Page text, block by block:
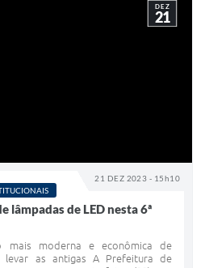
21 DEZ 2023 - 15h10
DEZ
21
lâmpadas de LED nesta 6ª
mais moderna e econômica de
levar as antigas A Prefeitura de